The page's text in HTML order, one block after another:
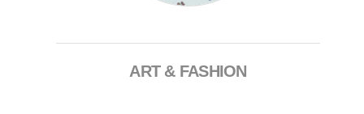
ART & FASHION